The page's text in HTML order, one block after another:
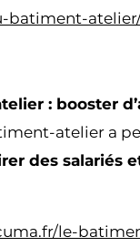
batiment-
: booster
atelier a
des salariés
le-